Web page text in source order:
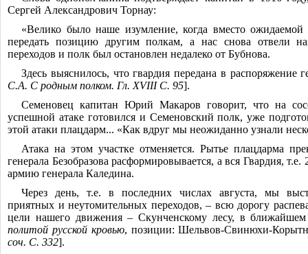
Сергей Александрович Торнау:
«Велико было наше изумление, когда вместо
передать позицию другим полкам, а нас снова отвели
переходов и полк был остановлен недалеко от Бубнова.
Здесь выяснилось, что гвардия передана в распоряжение
С.А. С родным полком. Гл. XVIIIС. 95].
Семеновец капитан Юрий Макаров говорит, что на
успешной атаке готовился и Семеновский полк, уже
этой атаки плацдарм... «Как вдруг мы неожиданно узнали
Атака на этом участке отменяется. Рытье плацдарма
генерала Безобразова расформировывается, а вся Гвардия,
армию генерала Каледина.
Через день, т.е. в последних числах августа, мы
приятных и неутомительных переходов, ‒ всю дорогу
цели нашего движения ‒ Скунченскому лесу, в
политой русской кровью, позиции: Шельвов-Свинюхи-
соч. С. 332].